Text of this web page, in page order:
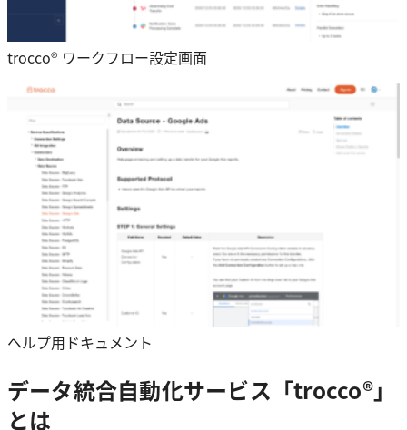
trocco® ワークフロー設定画面
ヘルプ用ドキュメント
データ統合自動化サービス「trocco®」
とは